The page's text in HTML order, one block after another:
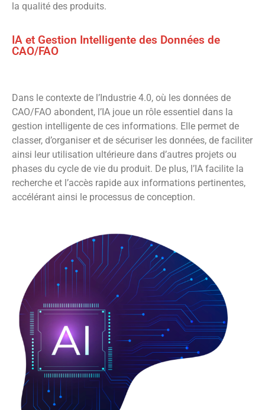
la qualité des produits.
IA et Gestion Intelligente des Données de
CAO/FAO
Dans le contexte de l’Industrie 4.0, où les données de
CAO/FAO abondent, l’IA joue un rôle essentiel dans la
gestion intelligente de ces informations. Elle permet de
classer, d’organiser et de sécuriser les données, de faciliter
ainsi leur utilisation ultérieure dans d’autres projets ou
phases du cycle de vie du produit. De plus, l’IA facilite la
recherche et l’accès rapide aux informations pertinentes,
accélérant ainsi le processus de conception.